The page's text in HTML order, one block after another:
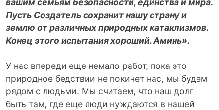
вашим семьям безопасности, единства и мира.
Пусть Создатель сохранит нашу страну и
землю от различных природных катаклизмов.
Конец этого испытания хороший. Аминь».
У нас впереди еще немало работ, пока это
природное бедствии не покинет нас, мы будем
рядом с людьми. Мы считаем, что наш долг
быть там, где еще люди нуждаются в нашей